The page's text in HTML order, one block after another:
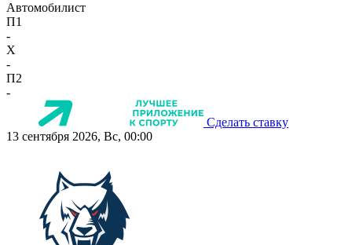
Автомобилист
П1
-
X
-
П2
-
Сделать ставку
13 сентября 2026, Вс, 00:00